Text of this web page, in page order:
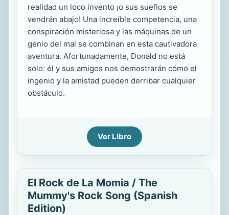
realidad un loco invento ¡o sus sueños se
vendrán abajo! Una increíble competencia, una
conspiración misteriosa y las máquinas de un
genio del mal se combinan en esta cautivadora
aventura. Afortunadamente, Donald no está
solo: él y sus amigos nos demostrarán cómo el
ingenio y la amistad pueden derribar cualquier
obstáculo.
Ver Libro
El Rock de La Momia / The
Mummy's Rock Song (Spanish
Edition)